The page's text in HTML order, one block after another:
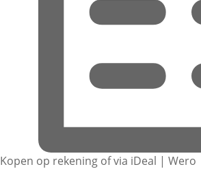
Kopen op rekening of via iDeal | Wero